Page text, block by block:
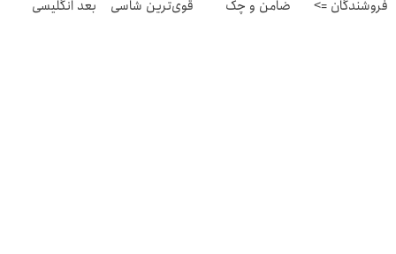
فروشندگان =>
ضامن و چک
قوی‌ترین شاسی
بعد انگلیسی